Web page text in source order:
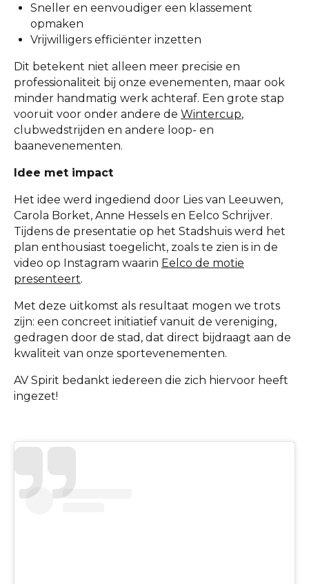
Sneller en eenvoudiger een klassement
opmaken
Vrijwilligers efficiënter inzetten
Dit betekent niet alleen meer precisie en
professionaliteit bij onze evenementen, maar ook
minder handmatig werk achteraf. Een grote stap
vooruit voor onder andere de Wintercup,
clubwedstrijden en andere loop- en
baanevenementen.
Idee met impact
Het idee werd ingediend door Lies van Leeuwen,
Carola Borket, Anne Hessels en Eelco Schrijver.
Tijdens de presentatie op het Stadshuis werd het
plan enthousiast toegelicht, zoals te zien is in de
video op Instagram waarin Eelco de motie
presenteert.
Met deze uitkomst als resultaat mogen we trots
zijn: een concreet initiatief vanuit de vereniging,
gedragen door de stad, dat direct bijdraagt aan de
kwaliteit van onze sportevenementen.
AV Spirit bedankt iedereen die zich hiervoor heeft
ingezet!